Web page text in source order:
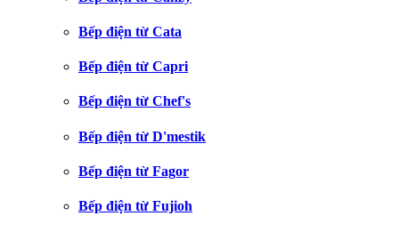
Bếp điện từ Cata
Bếp điện từ Capri
Bếp điện từ Chef's
Bếp điện từ D'mestik
Bếp điện từ Fagor
Bếp điện từ Fujioh